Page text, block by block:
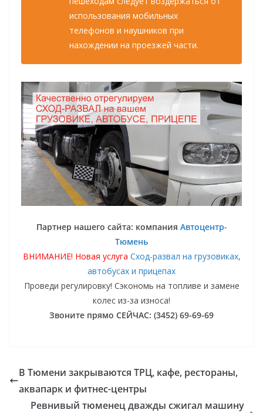
использования мобильных
телефонов и наушников при
нахождении на проезжей части.
Партнер нашего сайта: компания Автоцентр-
Тюмень
ВНИМАНИЕ! Новая услуга Сход-развал на грузовиках,
автобусах и прицепах
Проведи регулировку! Сэкономь на топливе и замене
колес из-за износа!
Звоните прямо СЕЙЧАС: (3452) 69-69-69
В Тюмени закрываются ТРЦ, кафе, рестораны,
аквапарк и фитнес-центры
Ревнивый тюменец дважды сжигал машину